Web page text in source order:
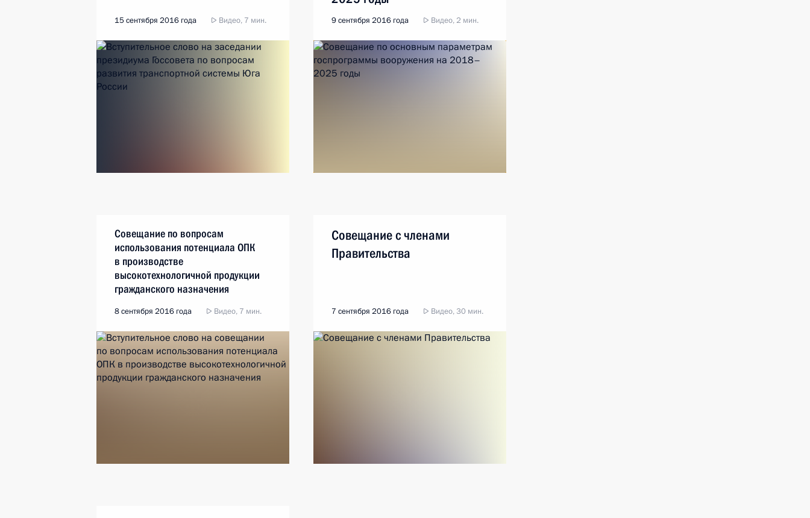
15 сентября 2016 года Видео, 7 мин. 9 сентября 2016 года Видео, 2 мин.
Совещание по вопросам
использования потенциала ОПК
в производстве
высокотехнологичной продукции
гражданского назначения
8 сентября 2016 года Видео, 7 мин.
Совещание с членами
Правительства
7 сентября 2016 года Видео, 30 мин.